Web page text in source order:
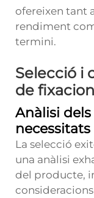
ofereixen tant
rendiment
termini.
Selecció i
de
Anàlisi
La selecció
una anàlisi
del producte,